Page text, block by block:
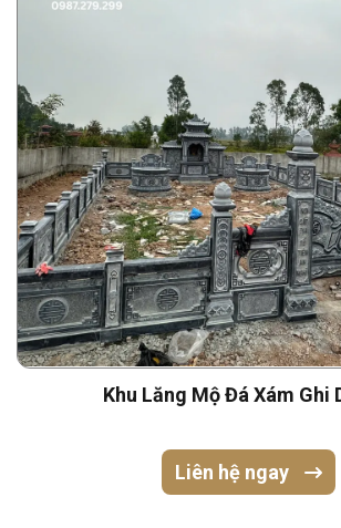
Khu Lăng Mộ Đá Xám Ghi
Liên hệ ngay